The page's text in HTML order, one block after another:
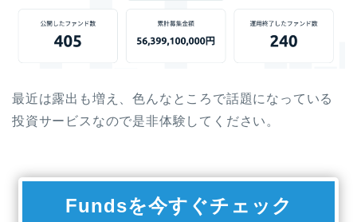
最近は露出も増え、色んなところで話題になっている
投資サービスなので是非体験してください。
Fundsを今すぐチェック